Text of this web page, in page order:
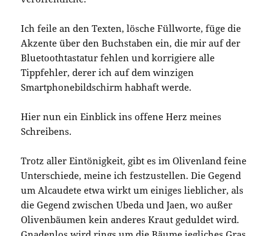
Ich feile an den Texten, lösche Füllworte, füge die
Akzente über den Buchstaben ein, die mir auf der
Bluetoothtastatur fehlen und korrigiere alle
Tippfehler, derer ich auf dem winzigen
Smartphonebildschirm habhaft werde.
Hier nun ein Einblick ins offene Herz meines
Schreibens.
Trotz aller Eintönigkeit, gibt es im Olivenland feine
Unterschiede, meine ich festzustellen. Die Gegend
um Alcaudete etwa wirkt um einiges lieblicher, als
die Gegend zwischen Ubeda und Jaen, wo außer
Olivenbäumen kein anderes Kraut geduldet wird.